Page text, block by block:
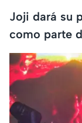
Joji dará su
como parte